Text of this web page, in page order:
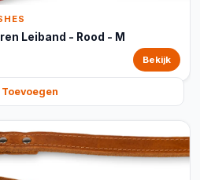
Leiband - Rood - M
Bekijk
Toevoegen